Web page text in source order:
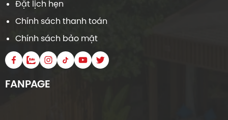
Đặt lịch hẹn
Chính sách thanh toán
Chính sách bảo mật
FANPAGE